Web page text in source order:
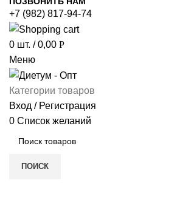
+7 (982) 817-94-74
0 шт. / 0,00 Р
Меню
Категории товаров
Вход / Регистрация
0 Список желаний
ПОИСК